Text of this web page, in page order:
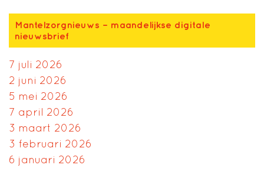
Mantelzorgnieuws – maandelijkse digitale
nieuwsbrief
7 juli 2026
2 juni 2026
5 mei 2026
7 april 2026
3 maart 2026
3 februari 2026
6 januari 2026